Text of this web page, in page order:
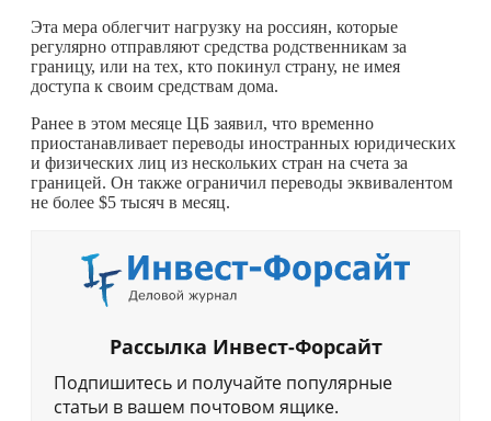
Эта мера облегчит нагрузку на россиян, которые
регулярно отправляют средства родственникам за
границу, или на тех, кто покинул страну, не имея
доступа к своим средствам дома.
Ранее в этом месяце ЦБ заявил, что временно
приостанавливает переводы иностранных юридических
и физических лиц из нескольких стран на счета за
границей. Он также ограничил переводы эквивалентом
не более $5 тысяч в месяц.
Рассылка Инвест-Форсайт
Подпишитесь и получайте популярные
статьи в вашем почтовом ящике.